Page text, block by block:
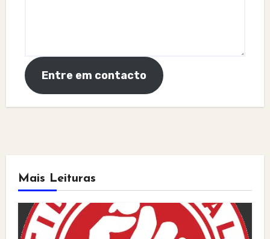
Entre em contacto
Mais Leituras